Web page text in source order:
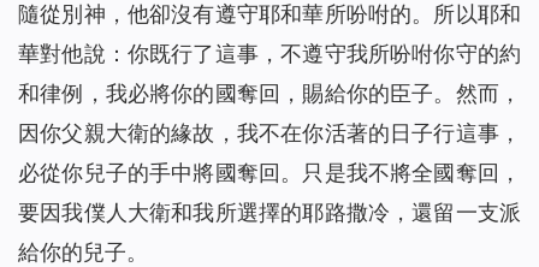
隨從別神，他卻沒有遵守耶和華所吩咐的。所以耶和
華對他說：你既行了這事，不遵守我所吩咐你守的約
和律例，我必將你的國奪回，賜給你的臣子。然而，
因你父親大衛的緣故，我不在你活著的日子行這事，
必從你兒子的手中將國奪回。只是我不將全國奪回，
要因我僕人大衛和我所選擇的耶路撒冷，還留一支派
給你的兒子。